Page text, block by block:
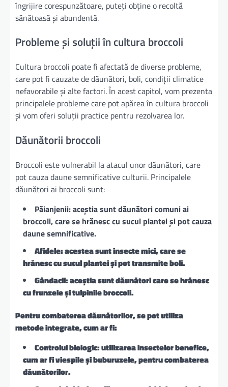
îngrijire corespunzătoare, puteți obține o recoltă
sănătoasă și abundentă.
Probleme și soluții în cultura broccoli
Cultura broccoli poate fi afectată de diverse probleme,
care pot fi cauzate de dăunători, boli, condiții climatice
nefavorabile și alte factori. În acest capitol, vom prezenta
principalele probleme care pot apărea în cultura broccoli
și vom oferi soluții practice pentru rezolvarea lor.
Dăunătorii broccoli
Broccoli este vulnerabil la atacul unor dăunători, care
pot cauza daune semnificative culturii. Principalele
dăunători ai broccoli sunt:
Păianjenii: aceștia sunt dăunători comuni ai
broccoli, care se hrănesc cu sucul plantei și pot cauza
daune semnificative.
Afidele: acestea sunt insecte mici, care se
hrănesc cu sucul plantei și pot transmite boli.
Gândacii: aceștia sunt dăunători care se hrănesc
cu frunzele și tulpinile broccoli.
Pentru combaterea dăunătorilor, se pot utiliza
metode integrate, cum ar fi:
Controlul biologic: utilizarea insectelor benefice,
cum ar fi viespile și buburuzele, pentru combaterea
dăunătorilor.